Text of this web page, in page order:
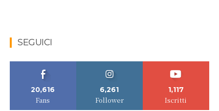
SEGUICI
20,616
Fans
6,261
Follower
1,117
Iscritti